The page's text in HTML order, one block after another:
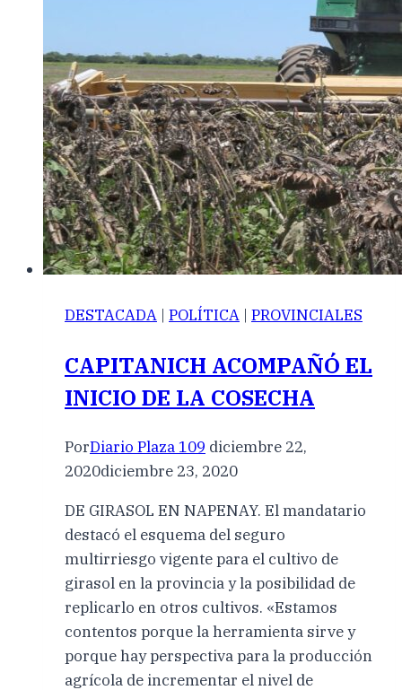
DESTACADA | POLÍTICA | PROVINCIALES
CAPITANICH ACOMPAÑÓ EL
INICIO DE LA COSECHA
PorDiario Plaza 109 diciembre 22,
2020diciembre 23, 2020
DE GIRASOL EN NAPENAY. El mandatario
destacó el esquema del seguro
multirriesgo vigente para el cultivo de
girasol en la provincia y la posibilidad de
replicarlo en otros cultivos. «Estamos
contentos porque la herramienta sirve y
porque hay perspectiva para la producción
agrícola de incrementar el nivel de